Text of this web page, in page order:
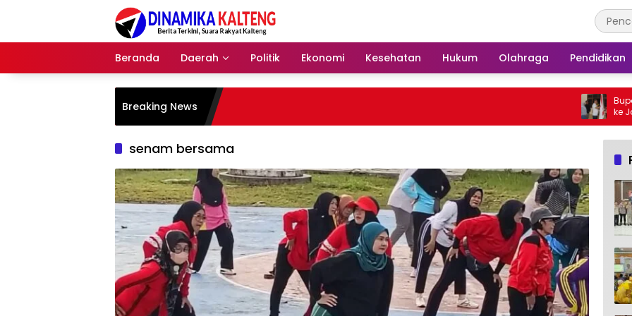
Beranda
Daerah Politik Ekonomi Kesehatan Hukum Olahraga Pendidikan
Breaking News
Bupati Barsel
ke Jambore
senam bersama